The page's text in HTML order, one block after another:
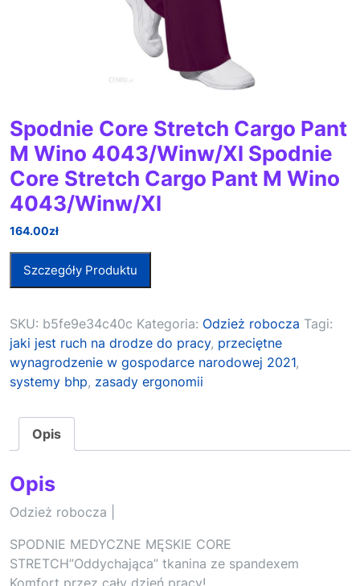
Spodnie Core Stretch Cargo Pant
M Wino 4043/Winw/Xl Spodnie
Core Stretch Cargo Pant M Wino
4043/Winw/Xl
164.00zł
Szczegóły Produktu
SKU: b5fe9e34c40c Kategoria: Odzież robocza Tagi:
jaki jest ruch na drodze do pracy, przeciętne
wynagrodzenie w gospodarce narodowej 2021,
systemy bhp, zasady ergonomii
Opis
Opis
Odzież robocza |
SPODNIE MEDYCZNE MĘSKIE CORE
STRETCH”Oddychająca” tkanina ze spandexem
Komfort przez cały dzień pracy!